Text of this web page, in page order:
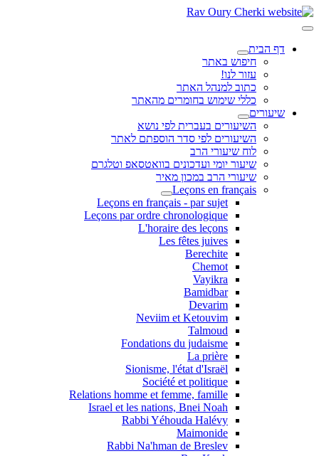
דף הבית
חיפוש באתר
עזור לנו!
כתוב למנהל האתר
כללי שימוש בחומרים מהאתר
שיעורים
השיעורים בעברית לפי נושא
השיעורים לפי סדר הוספתם לאתר
לוח שיעורי הרב
שיעור יומי ועדכונים בוואטסאפ וטלגרם
שיעורי הרב במכון מאיר
Leçons en français
Leçons en français - par sujet
Leçons par ordre chronologique
L'horaire des leçons
Les fêtes juives
Berechite
Chemot
Vayikra
Bamidbar
Devarim
Neviim et Ketouvim
Talmoud
Fondations du judaisme
La prière
Sionisme, l'état d'Israël
Société et politique
Relations homme et femme, famille
Israel et les nations, Bnei Noah
Rabbi Yéhouda Halévy
Maimonide
Rabbi Na'hman de Breslev